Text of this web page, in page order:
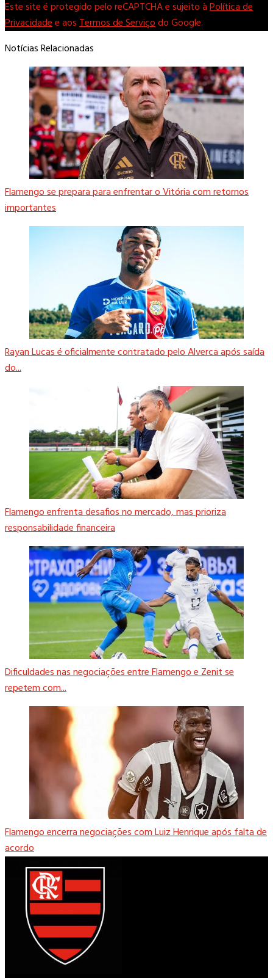
Este site é protegido pelo reCAPTCHA e sujeito àPolítica de
Privacidadee aosTermos de Serviçodo Google.
Notícias Relacionadas
Flamengo se prepara para enfrentar o Vitória com retornos
importantes
Rayan Lucas é oficialmente contratado pelo Alverca após saída
do...
Flamengo enfrenta desafios no mercado, mas prioriza
responsabilidade financeira
Dificuldades nas negociações entre Flamengo e Zenit se
repetem com...
Flamengo encerra negociações com Luiz Henrique após falta de
acordo